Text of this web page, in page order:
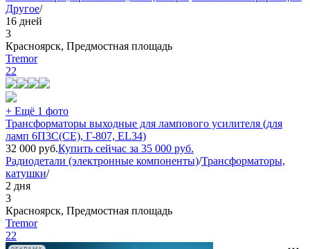
Другое/
16 дней
3
Красноярск, Предмостная площадь
Tremor
22
+ Ещё 1 фото
Трансформаторы выходные для лампового усилителя (для
ламп 6П3С(СЕ), Г-807, EL34)
32 000 руб.Купить сейчас за 35 000 руб.
Радиодетали (электронные компоненты)/Трансформаторы,
катушки/
2 дня
3
Красноярск, Предмостная площадь
Tremor
22